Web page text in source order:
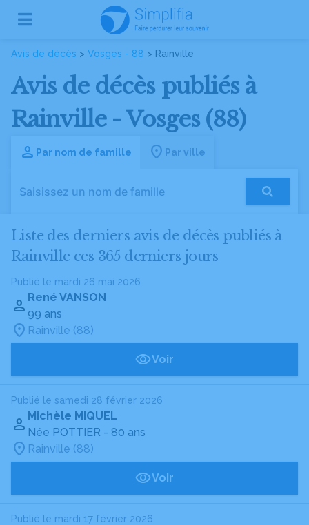
Avis de décès > Vosges - 88 > Rainville
Avis de décès publiés à
Rainville - Vosges (88)
Par nom de famille Par ville
Liste des derniers avis de décès publiés à
Rainville ces 365 derniers jours
Publié le mardi 26 mai 2026
René VANSON
99 ans
Rainville (88)
Voir
Publié le samedi 28 février 2026
Michèle MIQUEL
Née POTTIER - 80 ans
Rainville (88)
Voir
Publié le mardi 17 février 2026